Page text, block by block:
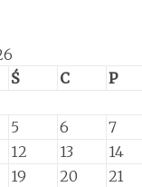
Ś C P
5 6 7
12 13 14
19 20 21